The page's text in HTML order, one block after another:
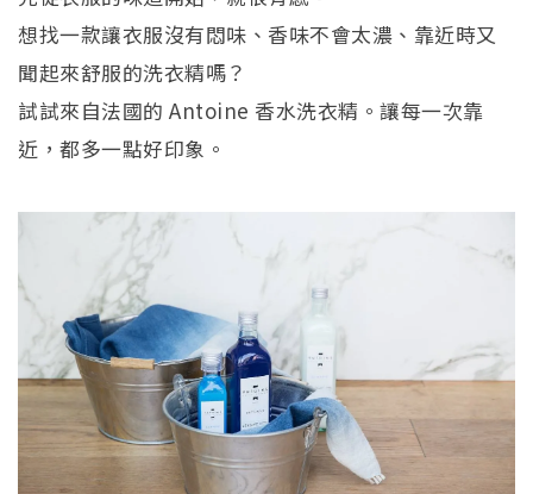
想找一款讓衣服沒有悶味、香味不會太濃、靠近時又
聞起來舒服的洗衣精嗎？
試試來自法國的 Antoine 香水洗衣精。讓每一次靠
近，都多一點好印象。